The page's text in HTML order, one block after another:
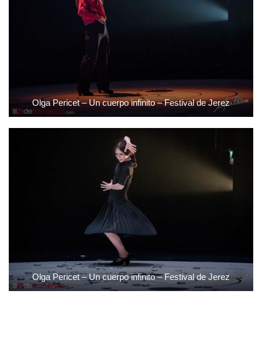
Olga Pericet – Un cuerpo infinito – Festival de Jerez
Olga Pericet – Un cuerpo infinito – Festival de Jerez